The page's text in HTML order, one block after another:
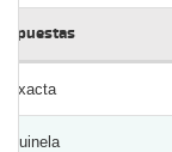
Apuestas
Exacta
Quinela